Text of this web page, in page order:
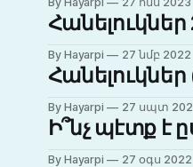
Հանելուկներ
By Hayarpi 27 նմբ 2022
By Hayarpi 27 սպտ
Ի՞նչ պէտք է
By Hayarpi 27 օգս 2022